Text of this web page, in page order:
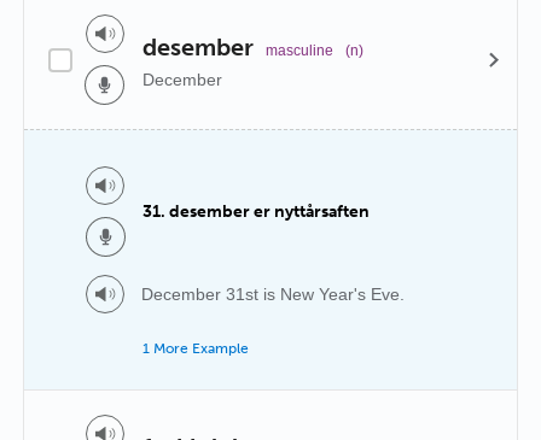
desember masculine (n)
December
31. desember er nyttårsaften
December 31st is New Year's Eve.
1 More Example